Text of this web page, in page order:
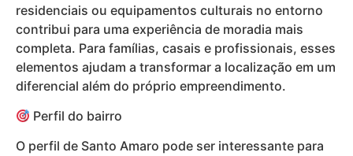
residenciais ou equipamentos culturais no entorno
contribui para uma experiência de moradia mais
completa. Para famílias, casais e profissionais, esses
elementos ajudam a transformar a localização em um
diferencial além do próprio empreendimento.
Perfil do bairro
O perfil de Santo Amaro pode ser interessante para